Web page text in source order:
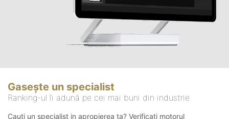
Gasește un specialist
Ranking-ul îi adună pe cei mai buni din industrie
Cauți un specialist in apropierea ta? Verificați motorul